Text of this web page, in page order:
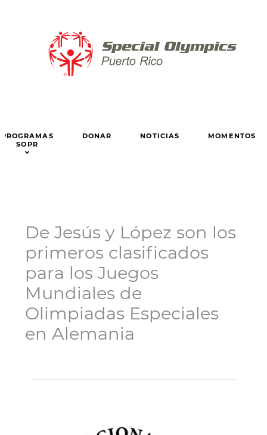
PROGRAMAS
SOPR
DONAR NOTICIAS MOMENTOS
De Jesús y López son los
primeros clasificados
para los Juegos
Mundiales de
Olimpiadas Especiales
en Alemania